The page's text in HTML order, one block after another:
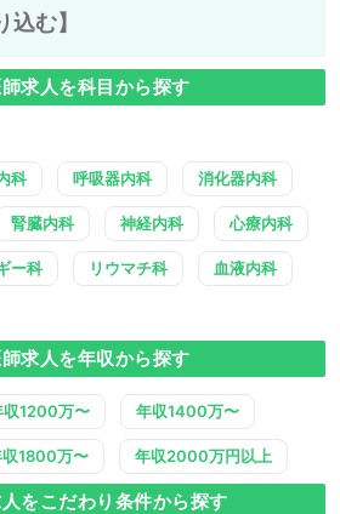
込む】
求人を科目から探す
科 呼吸器内科 消化器内科
腎臓内科 神経内科 心療内科
ー科 リウマチ科 血液内科
求人を年収から探す
収1200万〜 年収1400万〜
1800万〜 年収2000万円以上
をこだわり条件から探す